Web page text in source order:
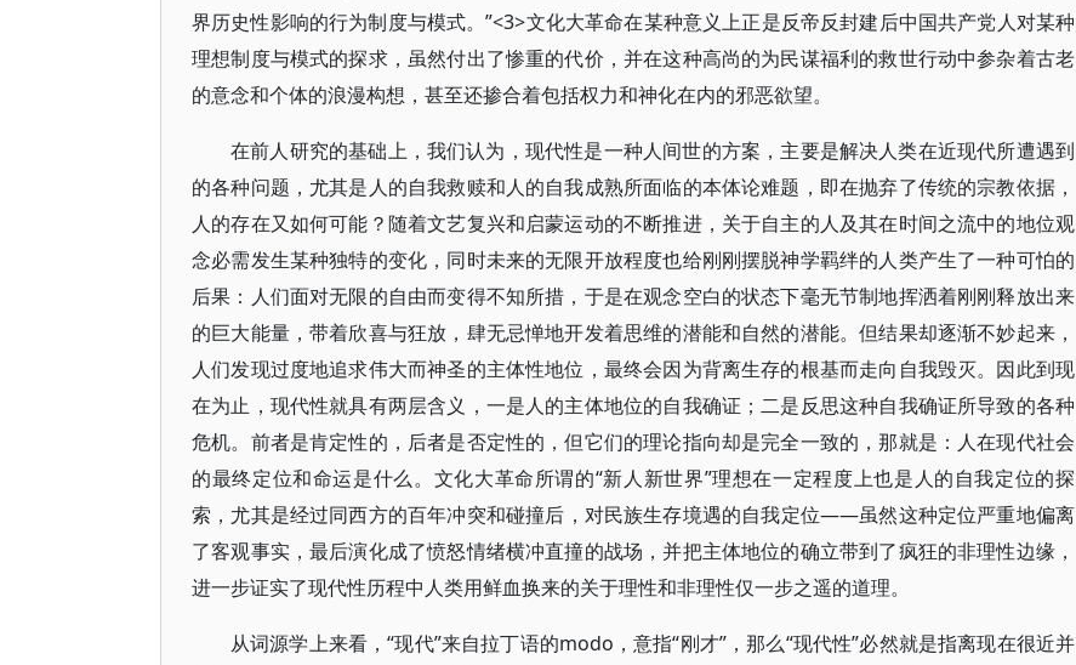
界历史性影响的行为制度与模式。”<3>文化大革命在某种意义上正是反帝反封建后中国共产党人对某种
理想制度与模式的探求，虽然付出了惨重的代价，并在这种高尚的为民谋福利的救世行动中参杂着古老
的意念和个体的浪漫构想，甚至还掺合着包括权力和神化在内的邪恶欲望。
在前人研究的基础上，我们认为，现代性是一种人间世的方案，主要是解决人类在近现代所遭遇到
的各种问题，尤其是人的自我救赎和人的自我成熟所面临的本体论难题，即在抛弃了传统的宗教依据，
人的存在又如何可能？随着文艺复兴和启蒙运动的不断推进，关于自主的人及其在时间之流中的地位观
念必需发生某种独特的变化，同时未来的无限开放程度也给刚刚摆脱神学羁绊的人类产生了一种可怕的
后果：人们面对无限的自由而变得不知所措，于是在观念空白的状态下毫无节制地挥洒着刚刚释放出来
的巨大能量，带着欣喜与狂放，肆无忌惮地开发着思维的潜能和自然的潜能。但结果却逐渐不妙起来，
人们发现过度地追求伟大而神圣的主体性地位，最终会因为背离生存的根基而走向自我毁灭。因此到现
在为止，现代性就具有两层含义，一是人的主体地位的自我确证；二是反思这种自我确证所导致的各种
危机。前者是肯定性的，后者是否定性的，但它们的理论指向却是完全一致的，那就是：人在现代社会
的最终定位和命运是什么。文化大革命所谓的“新人新世界”理想在一定程度上也是人的自我定位的探
索，尤其是经过同西方的百年冲突和碰撞后，对民族生存境遇的自我定位——虽然这种定位严重地偏离
了客观事实，最后演化成了愤怒情绪横冲直撞的战场，并把主体地位的确立带到了疯狂的非理性边缘，
进一步证实了现代性历程中人类用鲜血换来的关于理性和非理性仅一步之遥的道理。
从词源学上来看，“现代”来自拉丁语的modo，意指“刚才”，那么“现代性”必然就是指离现在很近并